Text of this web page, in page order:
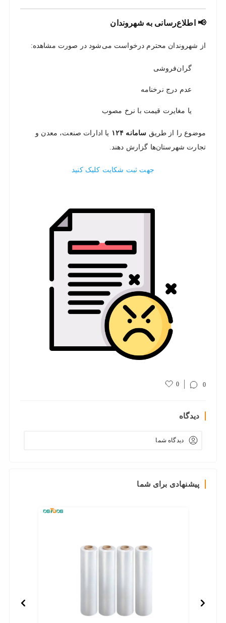
📢 اطلاع‌رسانی به شهروندان
از شهروندان محترم درخواست می‌شود در صورت مشاهده:
گران‌فروشی
عدم درج نرخنامه
یا مغایرت قیمت با نرخ مصوب
موضوع را از طریق سامانه ۱۲۴
یا ادارات صنعت، معدن و
تجارت شهرستان‌ها گزارش دهند.
جهت ثبت شکایت کلیک کنید
0
0
دیدگاه
دیدگاه شما
پیشنهادی برای شما